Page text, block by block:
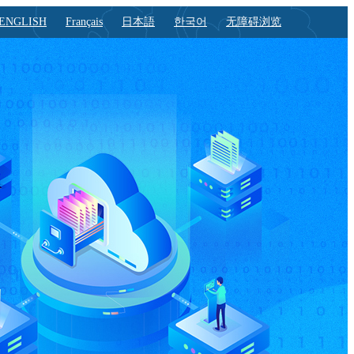
Français 日本語 한국어 无障碍浏览